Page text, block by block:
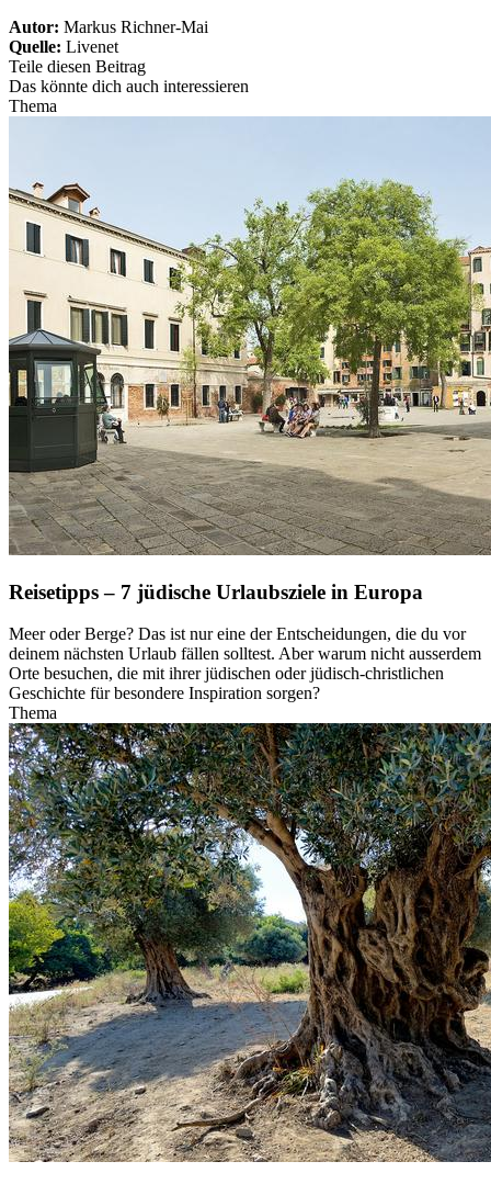
Autor: Markus Richner-Mai
Quelle: Livenet
Teile diesen Beitrag
Das könnte dich auch interessieren
Thema
Reisetipps – 7 jüdische Urlaubsziele in Europa
Meer oder Berge? Das ist nur eine der Entscheidungen, die du vor
deinem nächsten Urlaub fällen solltest. Aber warum nicht ausserdem
Orte besuchen, die mit ihrer jüdischen oder jüdisch-christlichen
Geschichte für besondere Inspiration sorgen?
Thema